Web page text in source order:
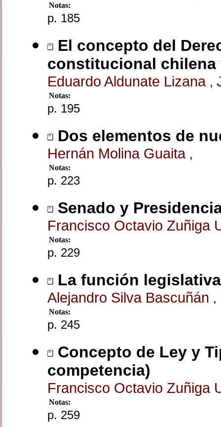
Notas:
p. 185
El concepto del
constitucional chilena
Eduardo Aldunate Lizana ,
Notas:
p. 195
Dos elementos de
Hernán Molina Guaita ,
Notas:
p. 223
Senado y
Francisco Octavio Zuñiga
Notas:
p. 229
La función
Alejandro Silva Bascuñán ,
Notas:
p. 245
Concepto de Ley y
competencia)
Francisco Octavio Zuñiga
Notas:
p. 259